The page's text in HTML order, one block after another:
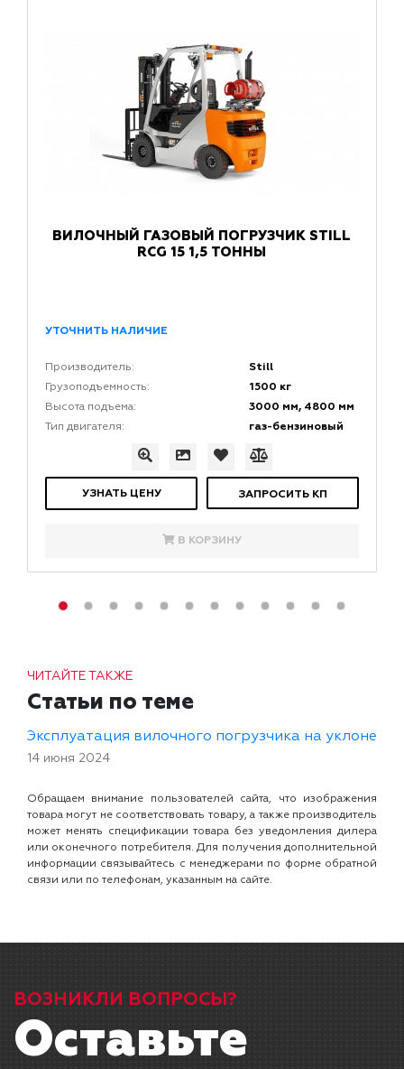
ВИЛОЧНЫЙ ГАЗОВЫЙ ПОГРУЗЧИК STILL
RCG 15 1,5 ТОННЫ
УТОЧНИТЬ НАЛИЧИЕ
Производитель: Still
Грузоподъемность: 1500 кг
Высота подъема: 3000 мм, 4800 мм
Тип двигателя: газ-бензиновый
УЗНАТЬ ЦЕНУ ЗАПРОСИТЬ КП
В КОРЗИНУ
ЧИТАЙТЕ ТАКЖЕ
Статьи по теме
Эксплуатация вилочного погрузчика на уклоне
14 июня 2024
Обращаем внимание пользователей сайта, что изображения
товара могут не соответствовать товару, а также производитель
может менять спецификации товара без уведомления дилера
или оконечного потребителя. Для получения дополнительной
информации связывайтесь с менеджерами по форме обратной
связи или по телефонам, указанным на сайте.
ВОЗНИКЛИ ВОПРОСЫ?
Оставьте